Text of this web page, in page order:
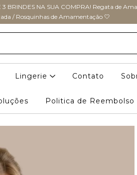
3 BRINDES NA SUA COMPRA! Regata de
/ Rosquinhas de Amamentação 🤍
Lingerie Contato
Politica de Reembolso